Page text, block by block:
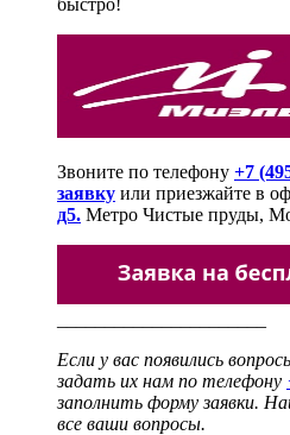
Звоните по телефону +7
заявку или приезжайте в
д5. Метро Чистые пруды,
Если у вас появились
задать их нам по телефону
заполнить форму заявки.
все ваши вопросы.